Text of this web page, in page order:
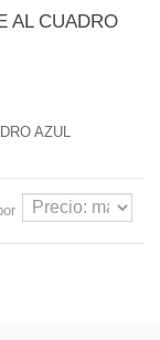
AL CUADRO
AZUL